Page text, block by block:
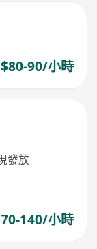
$80-90/小時
發放
140/小時